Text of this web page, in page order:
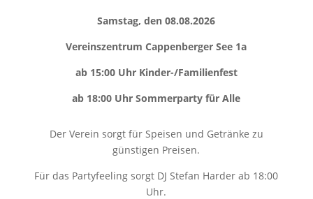
Samstag, den08.08.2026
Vereinszentrum Cappenberger See 1a
ab 15:00 Uhr Kinder-/Familienfest
ab 18:00 Uhr Sommerparty für Alle
Der Verein sorgt für Speisen und Getränke zu
günstigen Preisen.
Für das Partyfeeling sorgt DJ Stefan Harder ab 18:00
Uhr.